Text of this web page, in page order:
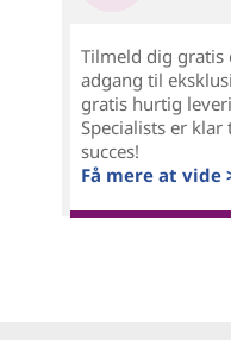
Tilmeld dig gratis
adgang til
gratis hurtig
Specialists er
succes!
Få mere at vide